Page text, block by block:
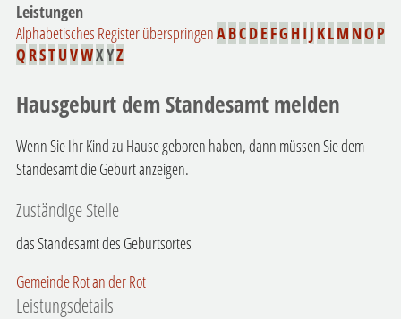
Leistungen
Alphabetisches Register überspringenABCDE FG H I J KLM NO P
Q RSTUVWXYZ
Hausgeburt dem Standesamt melden
Wenn Sie Ihr Kind zu Hause geboren haben, dann müssen Sie dem
Standesamt die Geburt anzeigen.
Zuständige Stelle
das Standesamt des Geburtsortes
Gemeinde Rot an der Rot
Leistungsdetails